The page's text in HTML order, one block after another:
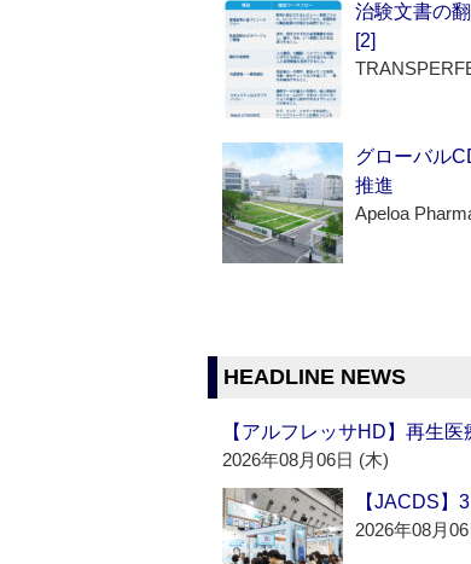
治験文書の
[2]
グローバル
推進
Apeloa
HEADLINE NEWS
【アルフレッサHD】再生
2026年08月06日 (木)
【JACDS】
2026年08月